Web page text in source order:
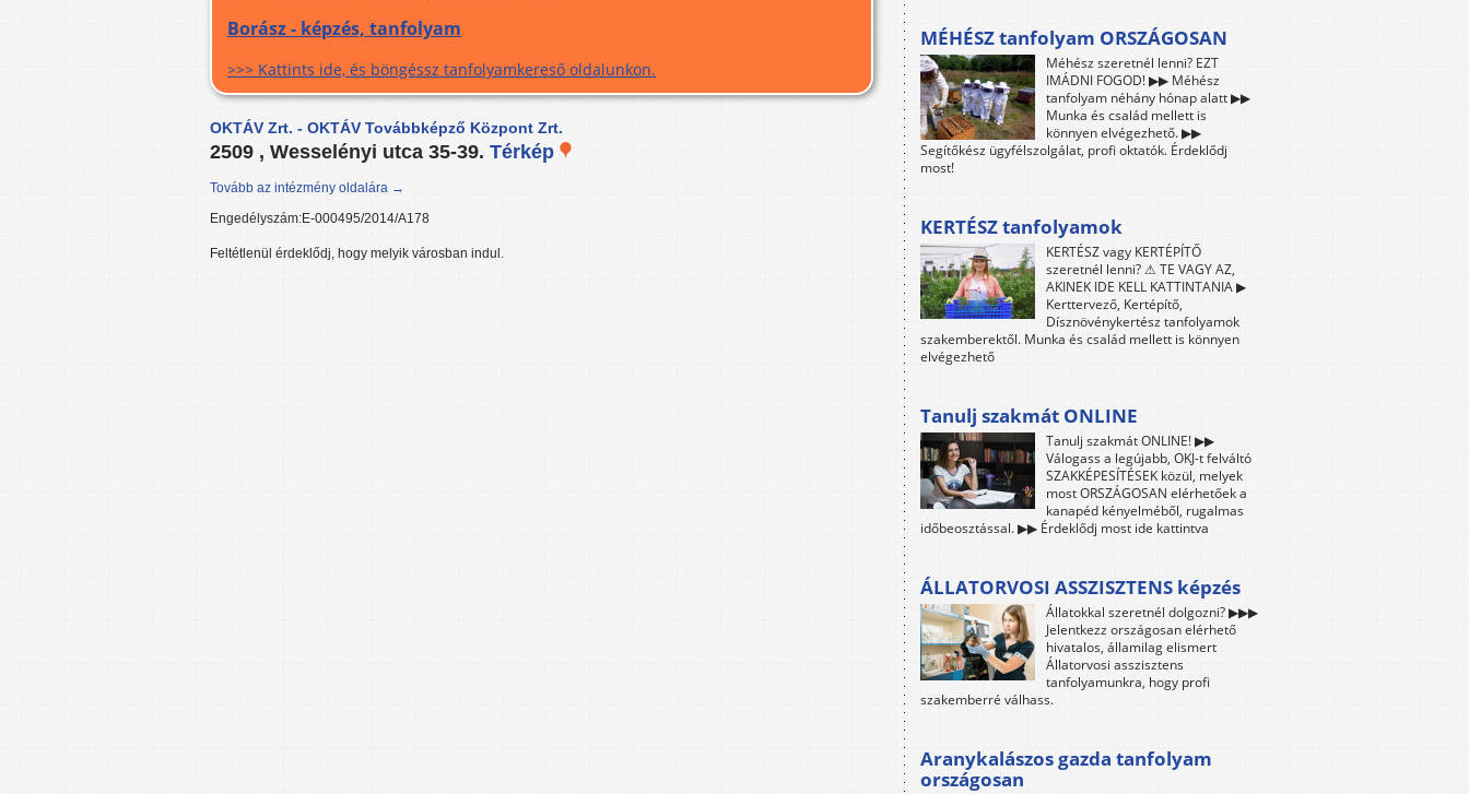
Borász - képzés, tanfolyam
>>> Kattints ide, és böngéssz tanfolyamkereső oldalunkon.
OKTÁV Zrt. - OKTÁV Továbbképző Központ Zrt.
2509 , Wesselényi utca 35-39. Térkép
Tovább az intézmény oldalára →
Engedélyszám:E-000495/2014/A178
Feltétlenül érdeklődj, hogy melyik városban indul.
MÉHÉSZ tanfolyam ORSZÁGOSAN
Méhész szeretnél lenni? EZT
IMÁDNI FOGOD! ▶▶ Méhész
tanfolyam néhány hónap alatt ▶▶
Munka és család mellett is
könnyen elvégezhető. ▶▶
Segítőkész ügyfélszolgálat, profi oktatók. Érdeklődj
most!
KERTÉSZ tanfolyamok
KERTÉSZ vagy KERTÉPÍTŐ
szeretnél lenni? ⚠ TE VAGY AZ,
AKINEK IDE KELL KATTINTANIA ▶
Kerttervező, Kertépítő,
Dísznövénykertész tanfolyamok
szakemberektől. Munka és család mellett is könnyen
elvégezhető
Tanulj szakmát ONLINE
Tanulj szakmát ONLINE! ▶▶
Válogass a legújabb, OKJ-t felváltó
SZAKKÉPESÍTÉSEK közül, melyek
most ORSZÁGOSAN elérhetőek a
kanapéd kényelméből, rugalmas
időbeosztással. ▶▶ Érdeklődj most ide kattintva
ÁLLATORVOSI ASSZISZTENS képzés
Állatokkal szeretnél dolgozni? ▶▶▶
Jelentkezz országosan elérhető
hivatalos, államilag elismert
Állatorvosi asszisztens
tanfolyamunkra, hogy profi
szakemberré válhass.
Aranykalászos gazda tanfolyam
országosan